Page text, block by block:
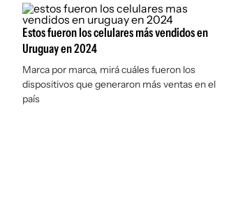
Estos fueron los celulares más vendidos en
Uruguay en 2024
Marca por marca, mirá cuáles fueron los
dispositivos que generaron más ventas en el
país